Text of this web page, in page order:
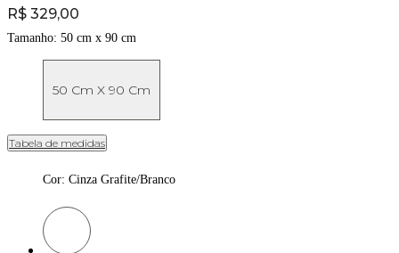
Price:
R$ 329,00
Tamanho: 50 cm x 90 cm
50 Cm X 90 Cm
Tabela de medidas
Cor: Cinza Grafite/Branco
Cor: Cinza Grafite/Branco